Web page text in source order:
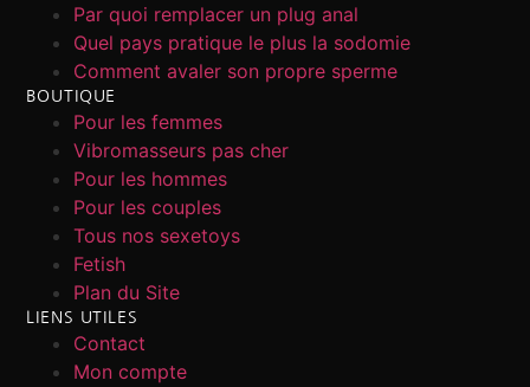
Par quoi remplacer un plug anal
Quel pays pratique le plus la sodomie
Comment avaler son propre sperme
BOUTIQUE
Pour les femmes
Vibromasseurs pas cher
Pour les hommes
Pour les couples
Tous nos sexetoys
Fetish
Plan du Site
LIENS UTILES
Contact
Mon compte